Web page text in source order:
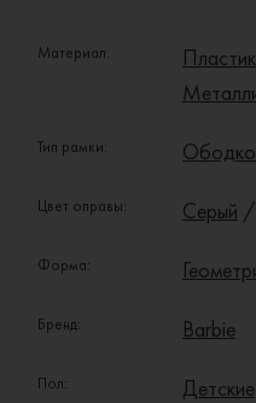
Материал:
Тип рамки:
Цвет оправы: Серый /
Форма:
Бренд: Barbie
Пол: Детские